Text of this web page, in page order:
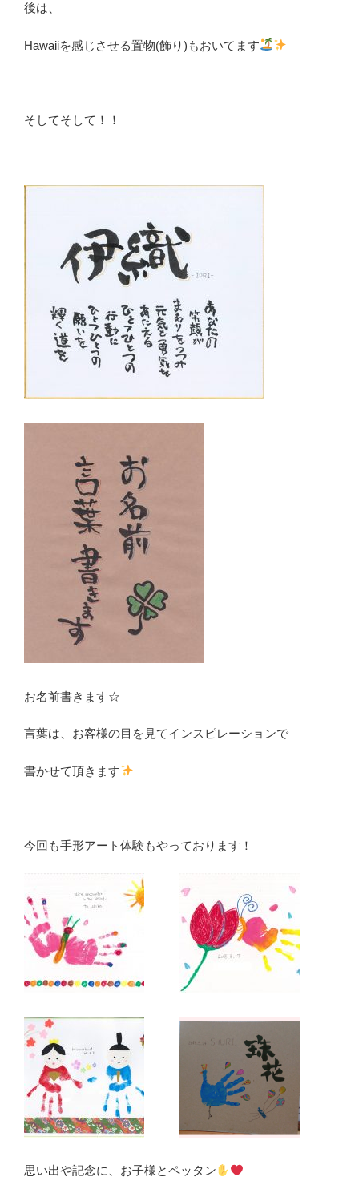
後は、
Hawaiiを感じさせる置物(飾り)もおいてます
そしてそして！！
お名前書きます☆
言葉は、お客様の目を見てインスピレーションで
書かせて頂きます
今回も手形アート体験もやっております！
思い出や記念に、お子様とペッタン